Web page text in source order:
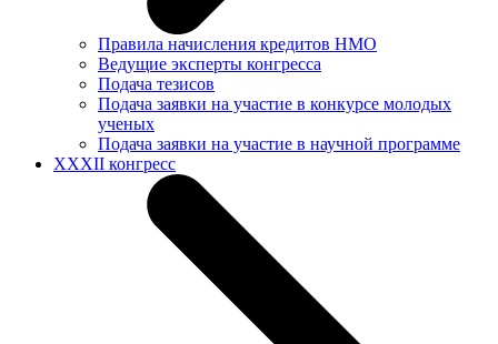
Правила начисления кредитов НМО
Ведущие эксперты конгресса
Подача тезисов
Подача заявки на участие в конкурсе молодых
ученых
Подача заявки на участие в научной программе
XXXII конгресс